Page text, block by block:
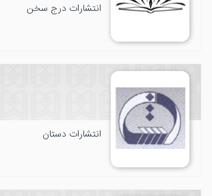
انتشارات درج سخن
انتشارات دستان